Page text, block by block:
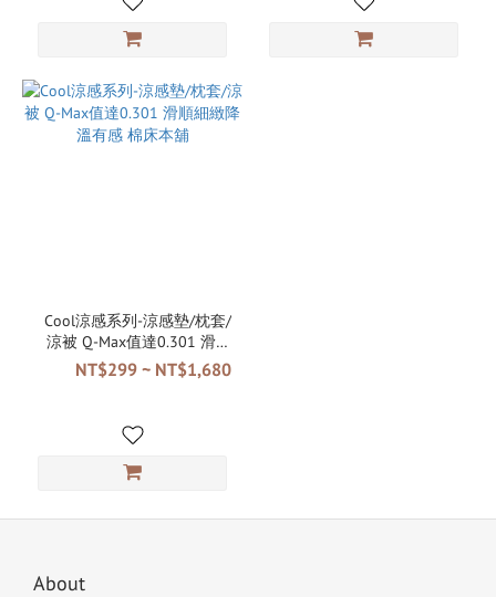
Cool涼感系列-涼感墊/枕套/
涼被 Q-Max值達0.301 滑順
細緻降溫有感 棉床本舖
NT$299 ~ NT$1,680
About